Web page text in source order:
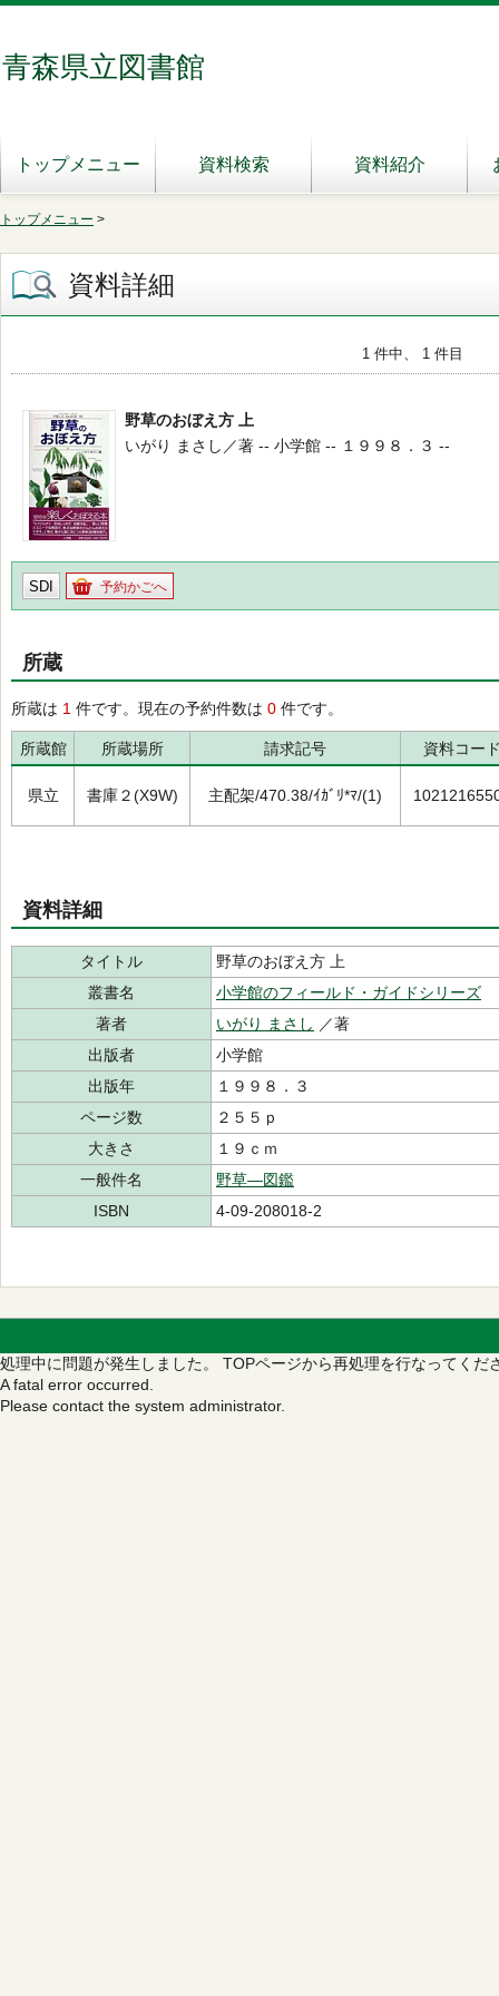
青森県立図書館
トップメニュー 資料検索 資料紹介
トップメニュー >
資料詳細
1 件中、 1 件目
野草のおぼえ方 上
いがり まさし／著 -- 小学館 -- １９９８．３ --
SDI 予約かごへ
所蔵
所蔵は 1 件です。現在の予約件数は 0 件です。
所蔵館 所蔵場所 請求記号 資料コー
県立 書庫２(X9W) 主配架/470.38/ｲｶﾞﾘ*ﾏ/(1)
資料詳細
タイトル
野草のおぼえ方 上
叢書名
小学館のフィールド・ガイドシリーズ
著者
いがり まさし ／著
出版者
小学館
出版年
１９９８．３
ページ数
２５５ｐ
大きさ
１９ｃｍ
一般件名
野草―図鑑
ISBN
4-09-208018-2
処理中に問題が発生しました。 TOPページから再処理を行なってくだ
A fatal error occurred.
Please contact the system administrator.